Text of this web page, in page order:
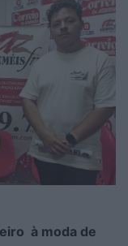
à moda de